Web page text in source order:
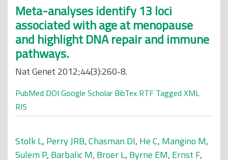
Meta-analyses identify 13 loci
associated with age at menopause
and highlight DNA repair and immune
pathways.
Nat Genet 2012;44(3):260-8.
PubMed DOI Google Scholar BibTex RTF Tagged XML
RIS
Stolk L, Perry JRB,Chasman DI, He C, Mangino M,
Sulem P, Barbalic M, Broer L, Byrne EM, Ernst F,